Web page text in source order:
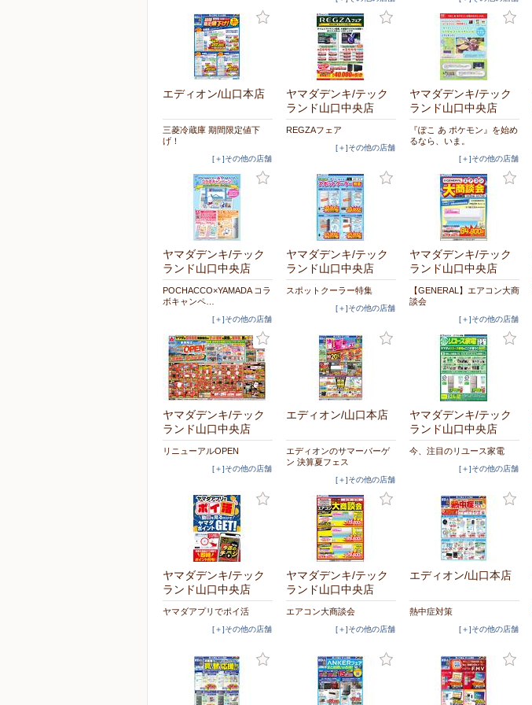
エディオン/山口本店
三菱冷蔵庫 期間限定値下
げ！
[＋]その他の店舗
ヤマダデンキ/テック
ランド山口中央店
REGZAフェア
[＋]その他の店舗
ヤマダデンキ/テック
ランド山口中央店
『ぽこ あ ポケモン』を始め
るなら、いま。
[＋]その他の店舗
ヤマダデンキ/テック
ランド山口中央店
POCHACCO×YAMADA コラ
ボキャンペ…
[＋]その他の店舗
ヤマダデンキ/テック
ランド山口中央店
スポットクーラー特集
[＋]その他の店舗
ヤマダデンキ/テック
ランド山口中央店
【GENERAL】エアコン大商
談会
[＋]その他の店舗
ヤマダデンキ/テック
ランド山口中央店
リニューアルOPEN
[＋]その他の店舗
エディオン/山口本店
エディオンのサマーバーゲ
ン 決算夏フェス
[＋]その他の店舗
ヤマダデンキ/テック
ランド山口中央店
今、注目のリユース家電
[＋]その他の店舗
ヤマダデンキ/テック
ランド山口中央店
ヤマダアプリでポイ活
[＋]その他の店舗
ヤマダデンキ/テック
ランド山口中央店
エアコン大商談会
[＋]その他の店舗
エディオン/山口本店
熱中症対策
[＋]その他の店舗